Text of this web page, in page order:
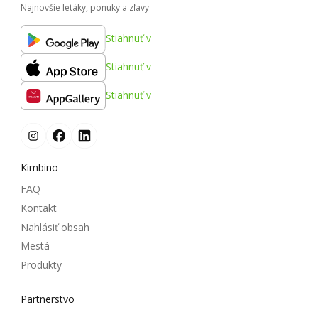
Najnovšie letáky, ponuky a zľavy
Stiahnuť v
Stiahnuť v
Stiahnuť v
Kimbino
FAQ
Kontakt
Nahlásiť obsah
Mestá
Produkty
Partnerstvo